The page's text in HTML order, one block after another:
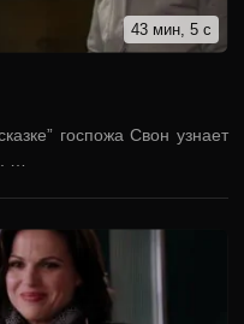
43 мин, 5 с
госпожа Свон узнает
…